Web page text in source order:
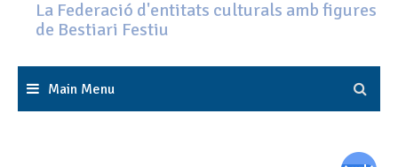
La Federació d'entitats culturals amb figures
de Bestiari Festiu
Main Menu